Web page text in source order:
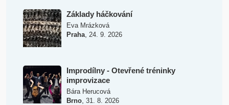
Základy háčkování
Eva Mrázková
Praha, 24. 9. 2026
Improdílny - Otevřené tréninky
improvizace
Bára Herucová
Brno, 31. 8. 2026